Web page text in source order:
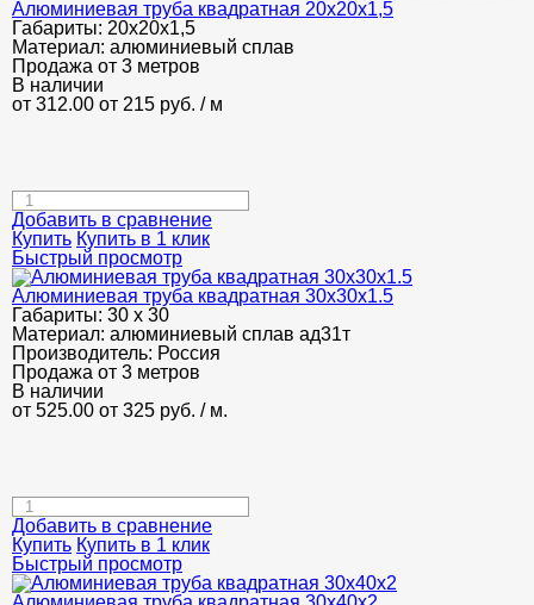
Алюминиевая труба квадратная 20х20х1,5
Габариты: 20х20х1,5
Материал: алюминиевый сплав
Продажа от 3 метров
В наличии
от 312.00 от 215 руб. / м
Добавить в сравнение
Купить Купить в 1 клик
Быстрый просмотр
Алюминиевая труба квадратная 30х30х1.5
Габариты: 30 х 30
Материал: алюминиевый сплав ад31т
Производитель: Россия
Продажа от 3 метров
В наличии
от 525.00 от 325 руб. / м.
Добавить в сравнение
Купить Купить в 1 клик
Быстрый просмотр